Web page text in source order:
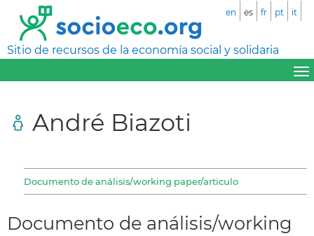
Sitio de recursos de la economía social y solidaria
en es fr pt it
André Biazoti
Documento de análisis/working paper/articulo
Documento de análisis/working